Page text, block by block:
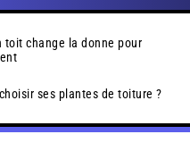
toit change la donne pour
ses plantes de toiture ?